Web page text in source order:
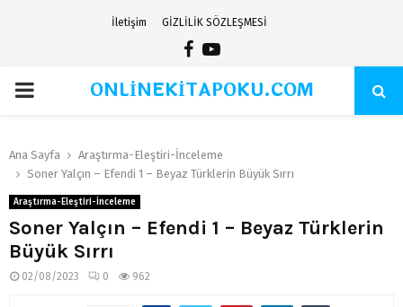
İletişim GİZLİLİK SÖZLEŞMESİ
Facebook
Youtube
PRIMARYONLİNEKİTAPOKU.COM
Ana Sayfa
Araştırma-Eleştiri-İnceleme
Soner Yalçın – Efendi 1 – Beyaz Türklerin Büyük Sırrı
Araştırma-Eleştiri-İnceleme
Soner Yalçın – Efendi 1 – Beyaz Türklerin
Büyük Sırrı
02/08/2023 0 962